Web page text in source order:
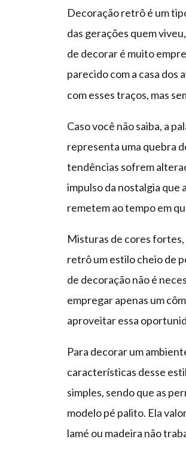
Decoração retrô é um
das gerações quem
de decorar é muito
parecido com a casa dos
com esses traços, mas
Caso você não saiba, a
representa uma quebra
tendências sofrem
impulso da nostalgia que
remetem ao tempo em
Misturas de cores
retrô um estilo cheio de
de decoração não é
empregar apenas um
aproveitar essa
Para decorar um
características desse
simples, sendo que as
modelo pé palito. Ela
lamé ou madeira não